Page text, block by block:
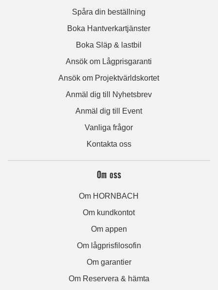
Spåra din beställning
Boka Hantverkartjänster
Boka Släp & lastbil
Ansök om Lågprisgaranti
Ansök om Projektvärldskortet
Anmäl dig till Nyhetsbrev
Anmäl dig till Event
Vanliga frågor
Kontakta oss
Om oss
Om HORNBACH
Om kundkontot
Om appen
Om lågprisfilosofin
Om garantier
Om Reservera & hämta